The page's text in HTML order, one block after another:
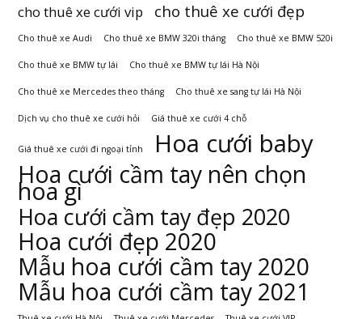
cho thuê xe cưới vip cho thuê xe cưới đẹp
Cho thuê xe Audi Cho thuê xe BMW 320i tháng Cho thuê xe BMW 520i
Cho thuê xe BMW tự lái Cho thuê xe BMW tự lái Hà Nội
Cho thuê xe Mercedes theo tháng Cho thuê xe sang tự lái Hà Nội
Dịch vụ cho thuê xe cưới hỏi Giá thuê xe cưới 4 chỗ
Giá thuê xe cưới đi ngoại tỉnh Hoa cưới baby
Hoa cưới cầm tay nên chọn
hoa gì
Hoa cưới cầm tay đẹp 2020
Hoa cưới đẹp 2020
Mẫu hoa cưới cầm tay 2020
Mẫu hoa cưới cầm tay 2021